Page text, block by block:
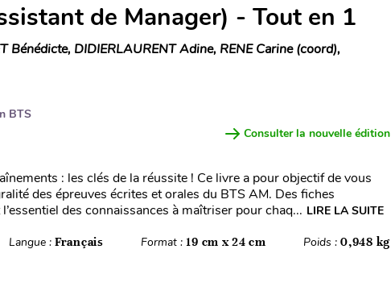
de Manager) - Tout en 1
Bénédicte, DIDIERLAURENT Adine, RENE Carine (coord),
BTS
Consulter la nouvelle édition
: les clés de la réussite ! Ce livre a pour objectif de vous
des épreuves écrites et orales du BTS AM. Des fiches
des connaissances à maîtriser pour chaq... LIRE LA SUITE
Langue :Français Format :19 cm x 24 cm Poids :0,948 kg